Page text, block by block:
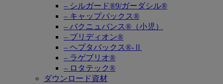
– シルガード®9/ガーダシル®
– キャップバックス®
– バクニュバンス®（小児）
– ブリディオン®
– ヘプタバックス®-Ⅱ
– ラゲブリオ®
– ロタテック®
ダウンロード資材